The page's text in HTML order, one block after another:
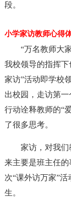
段。
小学家访教师心得
“万名教师大
我校领导的指挥
家访”活动即学校
出校园，走访第
行动诠释教师的“
了很多思考。
家访，对我
来主要是班主任
次“课外访万家”
生。